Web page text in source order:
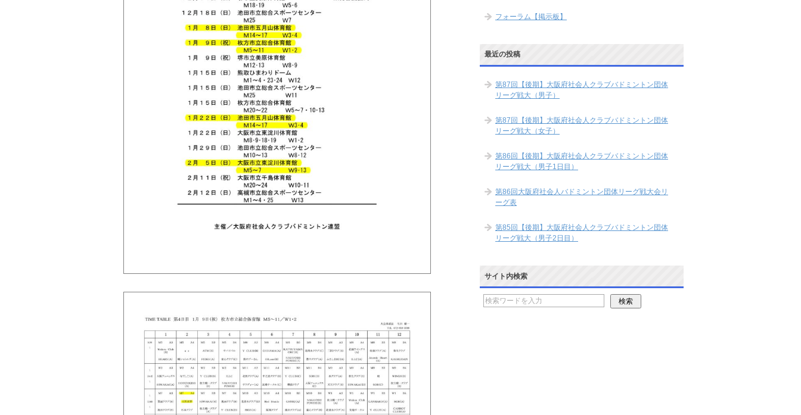
フォーラム【掲示板】
最近の投稿
第87回【後期】大阪府社会人クラブバドミントン団体
リーグ戦大（男子）
第87回【後期】大阪府社会人クラブバドミントン団体
リーグ戦大（女子）
第86回【後期】大阪府社会人クラブバドミントン団体
リーグ戦大（男子1日目）
第86回大阪府社会人バドミントン団体リーグ戦大会リ
ーグ表
第85回【後期】大阪府社会人クラブバドミントン団体
リーグ戦大（男子2日目）
サイト内検索